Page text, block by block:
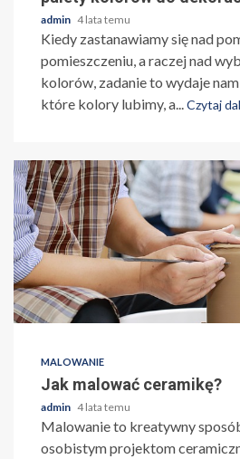
admin 4 lata temu
Kiedy zastanawiamy się nad
pomieszczeniu, a raczej nad
kolorów, zadanie to wydaje
które kolory lubimy, a... Czytaj
MALOWANIE
Jak malować ceramikę?
admin 4 lata temu
Malowanie to kreatywny
osobistym projektom